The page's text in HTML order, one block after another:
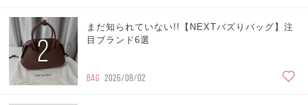
2
まだ知られていない!!【NEXTバズりバッグ】注
目ブランド6選
BAG 2026/08/02